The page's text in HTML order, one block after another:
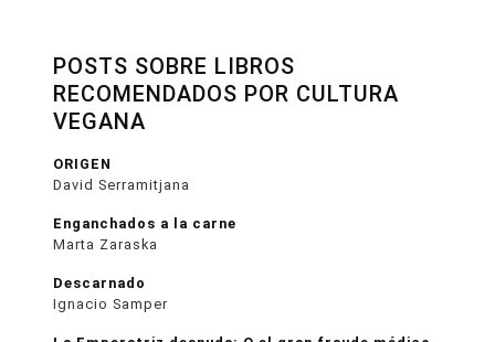
POSTS SOBRE LIBROS
RECOMENDADOS POR CULTURA
VEGANA
ORIGEN
David Serramitjana
Enganchados a la carne
Marta Zaraska
Descarnado
Ignacio Samper